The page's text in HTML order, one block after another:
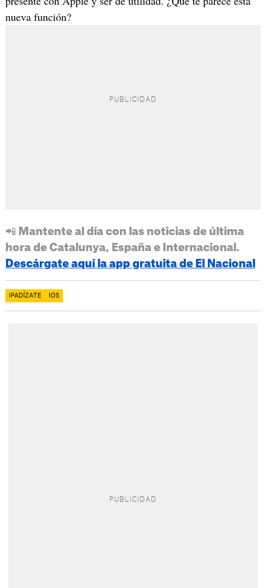
nueva función?
📲 Mantente al día con las noticias de última
hora de Catalunya, España e Internacional.
Descárgate aquí la app gratuita de El Nacional
IPADÍZATE IOS